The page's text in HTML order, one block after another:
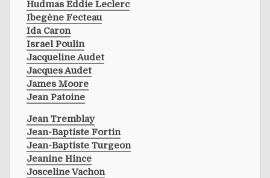
Hudmas Eddie Leclerc
Ibegène Fecteau
Ida Caron
Israel Poulin
Jacqueline Audet
Jacques Audet
James Moore
Jean Patoine
Jean Tremblay
Jean-Baptiste Fortin
Jean-Baptiste Turgeon
Jeanine Hince
Josceline Vachon